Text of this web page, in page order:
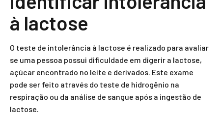
à lactose
O teste de intolerância à lactose é realizado para avaliar
se uma pessoa possui dificuldade em digerir a lactose,
açúcar encontrado no leite e derivados. Este exame
pode ser feito através do teste de hidrogênio na
respiração ou da análise de sangue após a ingestão de
lactose.